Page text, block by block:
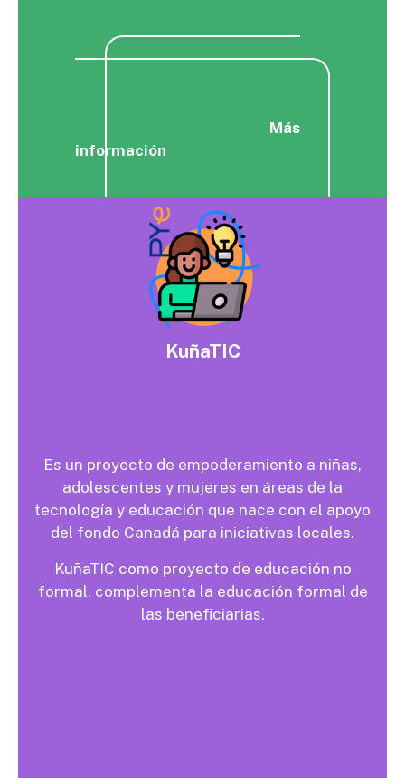
Más
información
KuñaTIC
Es un proyecto de empoderamiento a niñas,
adolescentes y mujeres en áreas de la
tecnología y educación que nace con el apoyo
del fondo Canadá para iniciativas locales.
KuñaTIC como proyecto de educación no
formal, complementa la educación formal de
las beneficiarias.